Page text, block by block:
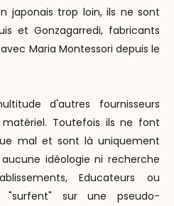
japonais trop loin, ils ne sont
et Gonzagarredi, fabricants
Maria Montessori depuis le
d'autres fournisseurs
Toutefois ils ne font
mal et sont là uniquement
idéologie ni recherche
Educateurs ou
"surfent" sur une pseudo-